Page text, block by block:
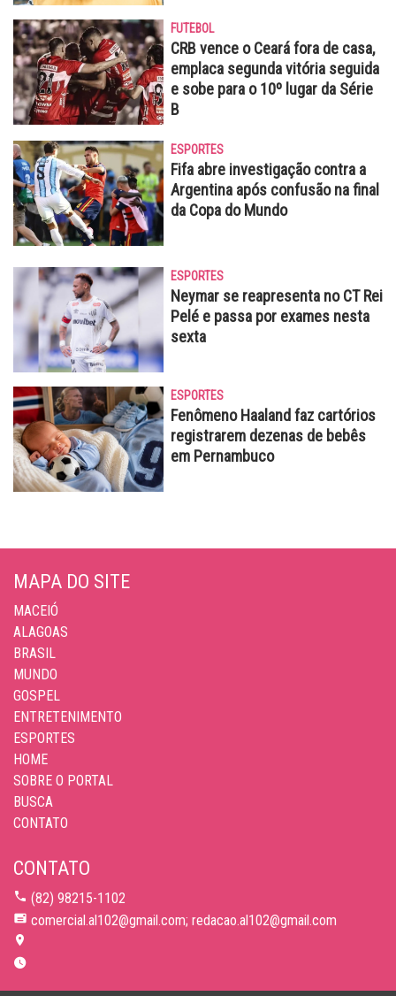
FUTEBOL
CRB vence o Ceará fora de casa,
emplaca segunda vitória seguida
e sobe para o 10º lugar da Série
B
ESPORTES
Fifa abre investigação contra a
Argentina após confusão na final
da Copa do Mundo
ESPORTES
Neymar se reapresenta no CT Rei
Pelé e passa por exames nesta
sexta
ESPORTES
Fenômeno Haaland faz cartórios
registrarem dezenas de bebês
em Pernambuco
MAPA DO SITE
MACEIÓ
ALAGOAS
BRASIL
MUNDO
GOSPEL
ENTRETENIMENTO
ESPORTES
HOME
SOBRE O PORTAL
BUSCA
CONTATO
CONTATO
(82) 98215-1102
comercial.al102@gmail.com; redacao.al102@gmail.com